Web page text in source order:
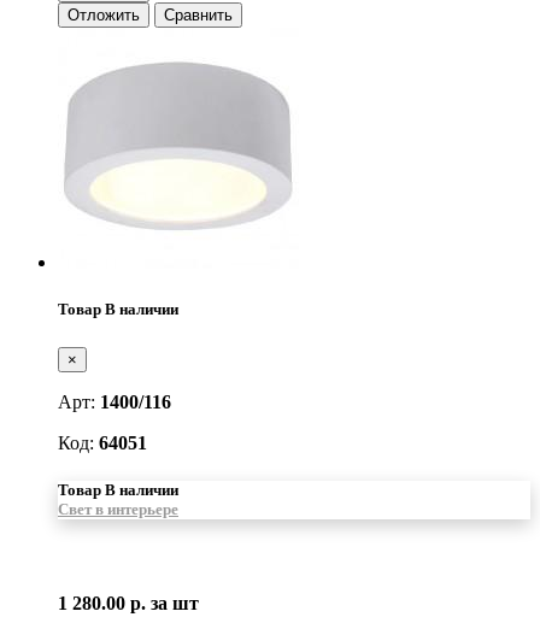
Отложить
Сравнить
Товар В наличии
×
Арт: 1400/116
Код: 64051
Товар В наличии
Свет в интерьере
1 280.00 р. за шт